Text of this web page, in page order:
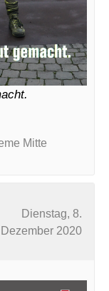
Mitte
Dienstag, 8.
Dezember 2020